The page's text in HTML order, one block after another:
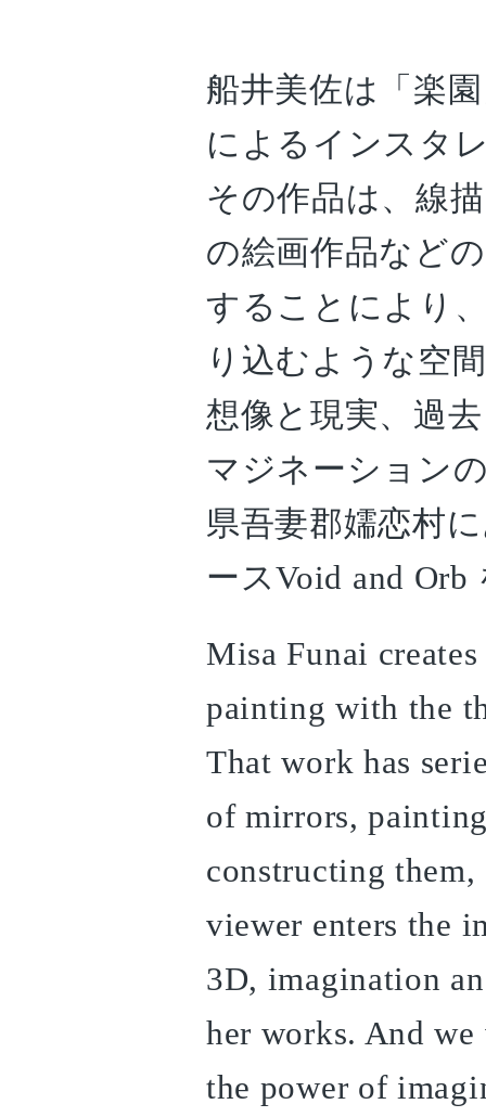
船井美佐は「楽
によるインスタ
その作品は、線
の絵画作品など
することにより
り込むような空
想像と現実、過
マジネーション
県吾妻郡嬬恋村
ースVoid and
Misa Funai
painting with the
That work has
of mirrors,
constructing them,
viewer enters the
3D, imagination
her works. And
the power of